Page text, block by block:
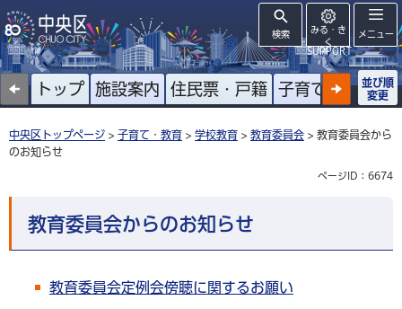
検索
みる・き
く
SUPPORT
メニュー
トップ 施設案内 住民票・戸籍 子育て 高齢者
並び順
変更
中央区トップページ > 子育て・教育 > 学校教育 > 教育委員会 > 教育委員会から
のお知らせ
ページID：6674
教育委員会からのお知らせ
教育委員会定例会傍聴に関するお願い